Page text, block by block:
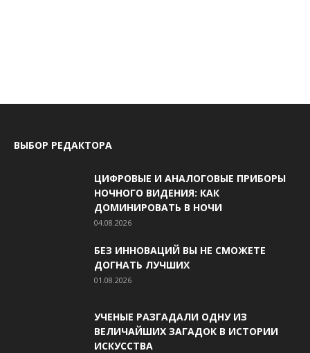
ВЫБОР РЕДАКТОРА
ЦИФРОВЫЕ И АНАЛОГОВЫЕ ПРИБОРЫ
НОЧНОГО ВИДЕНИЯ: КАК
ДОМИНИРОВАТЬ В НОЧИ
04.08.2026
БЕЗ ИННОВАЦИЙ ВЫ НЕ СМОЖЕТЕ
ДОГНАТЬ ЛУЧШИХ
01.08.2026
УЧЕНЫЕ РАЗГАДАЛИ ОДНУ ИЗ
ВЕЛИЧАЙШИХ ЗАГАДОК В ИСТОРИИ
ИСКУССТВА